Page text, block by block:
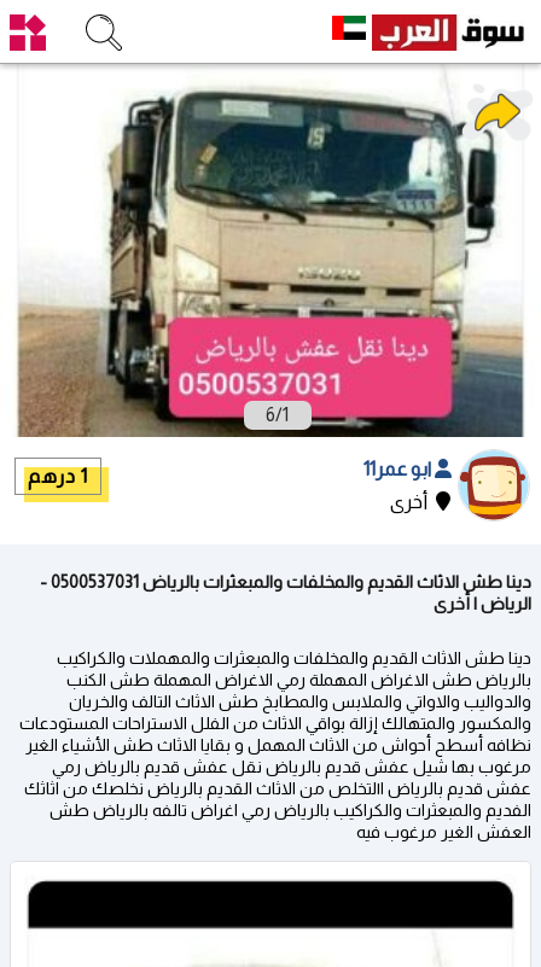
1
/
6
ابو عمر11
أخرى
1 درهم
دينا طش الاثاث القديم والمخلفات والمبعثرات بالرياض 0500537031 -
الرياض | أخرى
دينا طش الاثاث القديم والمخلفات والمبعثرات والمهملات والكراكيب
بالرياض طش الاغراض المهملة رمي الاغراض المهملة طش الكنب
والدواليب والاواتي والملابس والمطابخ طش الاثاث التالف والخريان
والمكسور والمتهالك إزالة بواقي الاثاث من الفلل الاستراحات المستودعات
نظافه أسطح أحواش من الاثاث المهمل و بقايا الاثاث طش الأشياء الغير
مرغوب بها شيل عفش قديم بالرياض نقل عفش قديم بالرياض رمي
عفش قديم بالرياض ا١لتخلص من الاثاث القديم بالرياض نخلصك من اثاثك
الفديم والمبعثرات والكراكيب بالرياض رمي اغراض تالفه بالرياض طش
العفش الغير مرغوب فيه